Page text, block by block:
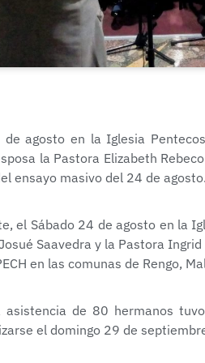
de agosto en la Iglesia
la Pastora Elizabeth
ensayo masivo del 24 de agosto.
el Sábado 24 de agosto en la
Saavedra y la Pastora
en las comunas de Rengo,
asistencia de 80 hermanos
el domingo 29 de